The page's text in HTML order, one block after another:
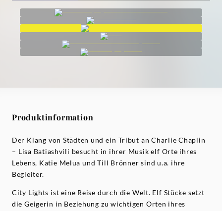
Produktinformation
Der Klang von Städten und ein Tribut an Charlie Chaplin
– Lisa Batiashvili besucht in ihrer Musik elf Orte ihres
Lebens, Katie Melua und Till Brönner sind u.a. ihre
Begleiter.
City Lights ist eine Reise durch die Welt. Elf Stücke setzt
die Geigerin in Beziehung zu wichtigen Orten ihres